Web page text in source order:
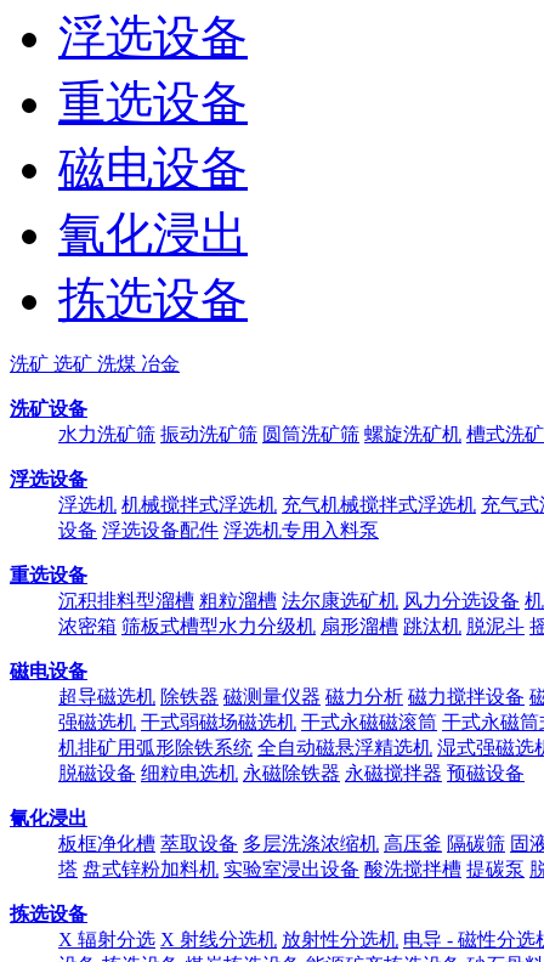
浮选设备
重选设备
磁电设备
氰化浸出
拣选设备
洗矿 选矿 洗煤 冶金
洗矿设备
水力洗矿筛 振动洗矿筛 圆筒洗矿筛 螺旋洗矿机 槽式洗
浮选设备
浮选机 机械搅拌式浮选机 充气机械搅拌式浮选机 充气
设备 浮选设备配件 浮选机专用入料泵
重选设备
沉积排料型溜槽 粗粒溜槽 法尔康选矿机 风力分选设备
浓密箱 筛板式槽型水力分级机 扇形溜槽 跳汰机 脱泥斗
磁电设备
超导磁选机 除铁器 磁测量仪器 磁力分析 磁力搅拌设备
强磁选机 干式弱磁场磁选机 干式永磁磁滚筒 干式永磁筒
机排矿用弧形除铁系统 全自动磁悬浮精选机 湿式强磁选
脱磁设备 细粒电选机 永磁除铁器 永磁搅拌器 预磁设备
氰化浸出
板框净化槽 萃取设备 多层洗涤浓缩机 高压釜 隔碳筛 固
塔 盘式锌粉加料机 实验室浸出设备 酸洗搅拌槽 提碳泵
拣选设备
X 辐射分选 X 射线分选机 放射性分选机 电导 - 磁性分选